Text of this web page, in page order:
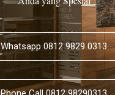
Whatsapp 0812 9829 0313